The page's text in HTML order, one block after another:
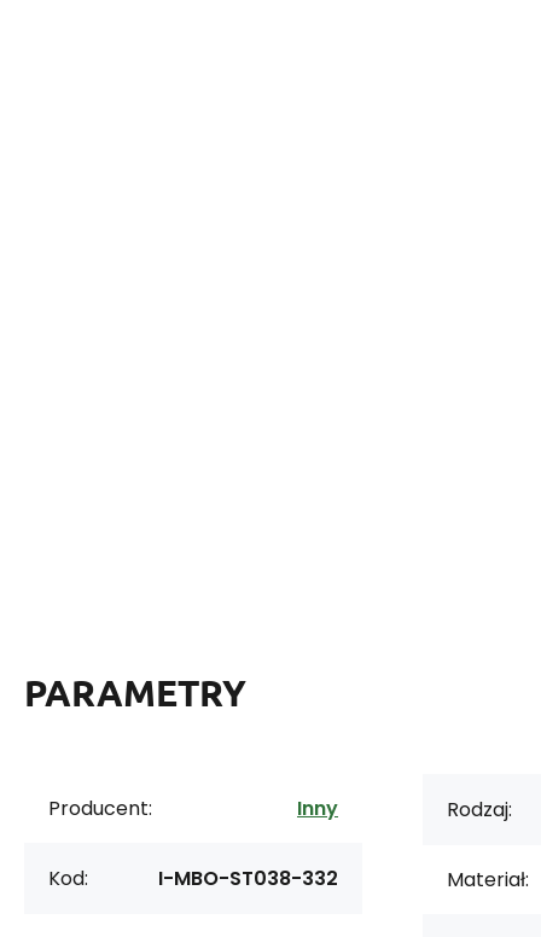
PARAMETRY
Producent: Inny
Kod: I-MBO-ST038-332
Rodzaj:
Materiał: